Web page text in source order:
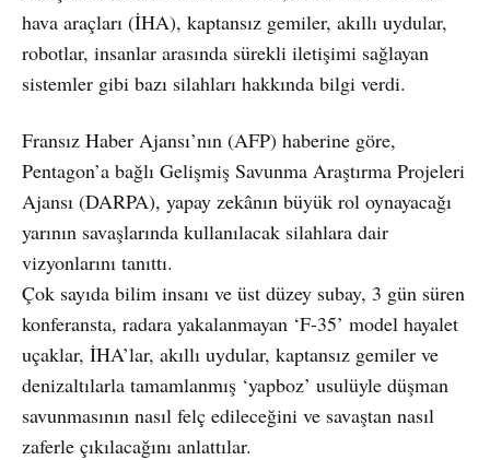
hava araçları (İHA), kaptansız gemiler, akıllı uydular,
robotlar, insanlar arasında sürekli iletişimi sağlayan
sistemler gibi bazı silahları hakkında bilgi verdi.
Fransız Haber Ajansı’nın (AFP) haberine göre,
Pentagon’a bağlı Gelişmiş Savunma Araştırma Projeleri
Ajansı (DARPA), yapay zekânın büyük rol oynayacağı
yarının savaşlarında kullanılacak silahlara dair
vizyonlarını tanıttı.
Çok sayıda bilim insanı ve üst düzey subay, 3 gün süren
konferansta, radara yakalanmayan ‘F-35’ model hayalet
uçaklar, İHA’lar, akıllı uydular, kaptansız gemiler ve
denizaltılarla tamamlanmış ‘yapboz’ usulüyle düşman
savunmasının nasıl felç edileceğini ve savaştan nasıl
zaferle çıkılacağını anlattılar.